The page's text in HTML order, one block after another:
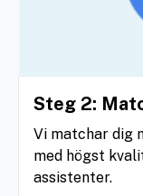
Steg 2:
Vi matchar dig
med högst
assistenter.